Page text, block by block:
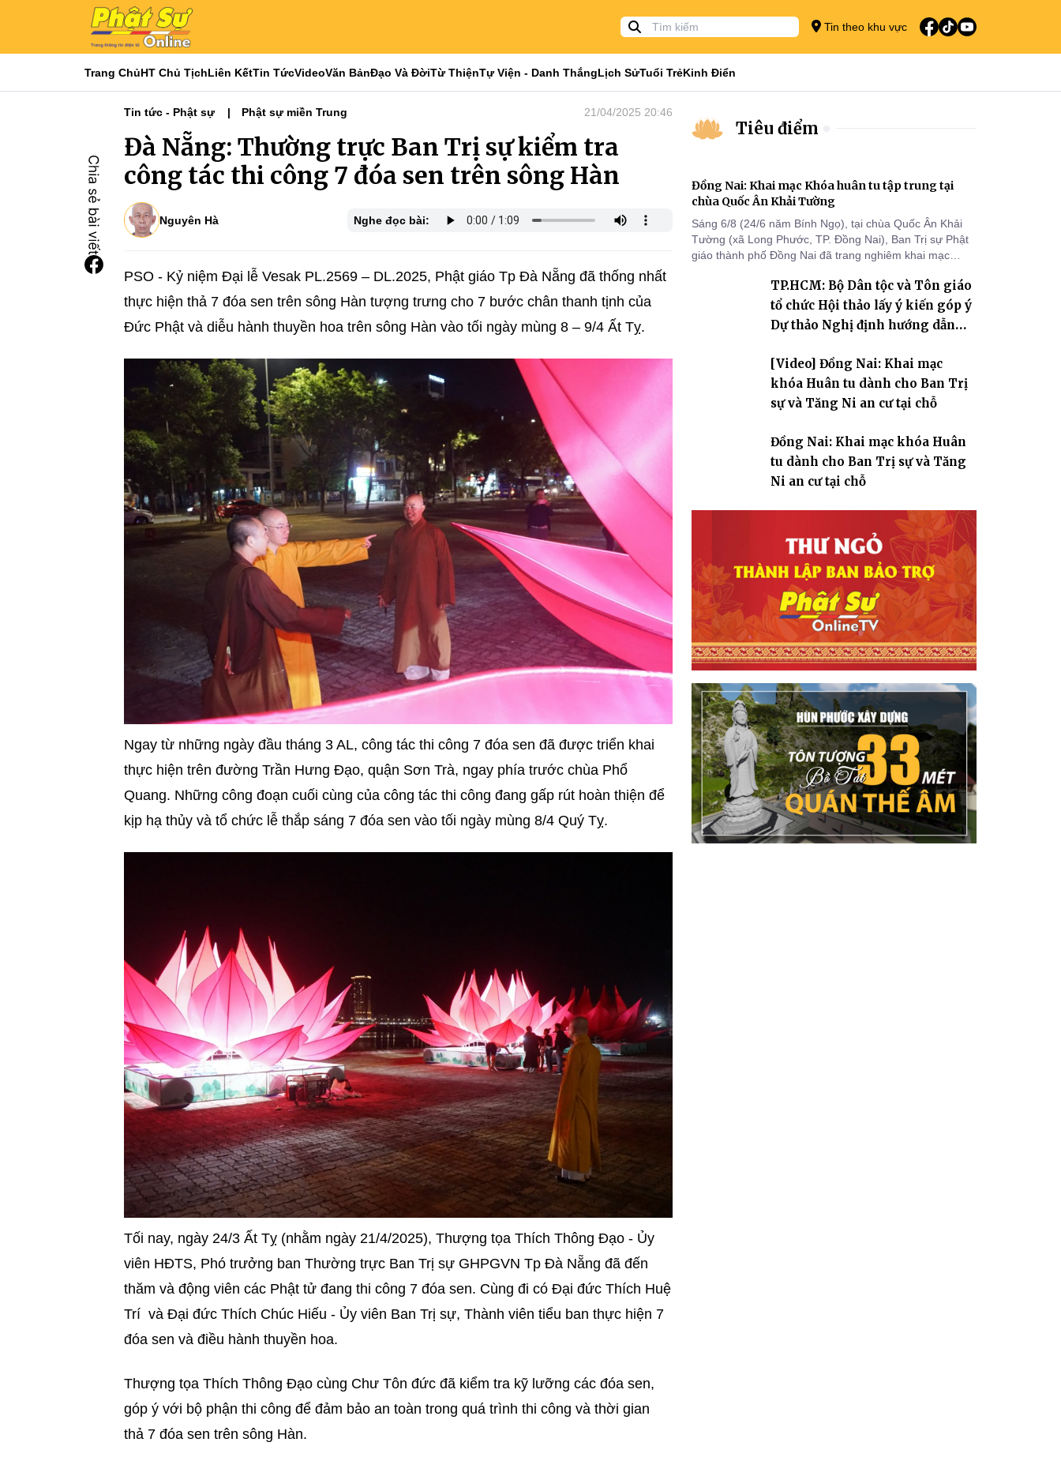
Tin theo khu vực
Trang ChủHT Chủ TịchLiên KếtTin TứcVideoVăn BảnĐạo Và ĐờiTừ ThiệnTự Viện - Danh ThắngLịch SửTuổi TrẻKinh Điển
Tin tức - Phật sự Phật sự miền Trung 21/04/2025 20:46
Đà Nẵng: Thường trực Ban Trị sự kiểm tra
công tác thi công 7 đóa sen trên sông Hàn
Nguyên Hà Nghe đọc bài:
PSO - Kỷ niệm Đại lễ Vesak PL.2569 – DL.2025, Phật giáo Tp Đà Nẵng đã thống nhất
thực hiện thả 7 đóa sen trên sông Hàn tượng trưng cho 7 bước chân thanh tịnh của
Đức Phật và diễu hành thuyền hoa trên sông Hàn vào tối ngày mùng 8 – 9/4 Ất Tỵ.
Ngay từ những ngày đầu tháng 3 AL, công tác thi công 7 đóa sen đã được triển khai
thực hiện trên đường Trần Hưng Đạo, quận Sơn Trà, ngay phía trước chùa Phổ
Quang. Những công đoạn cuối cùng của công tác thi công đang gấp rút hoàn thiện để
kịp hạ thủy và tổ chức lễ thắp sáng 7 đóa sen vào tối ngày mùng 8/4 Quý Tỵ.
Tối nay, ngày 24/3 Ất Tỵ (nhằm ngày 21/4/2025), Thượng tọa Thích Thông Đạo - Ủy
viên HĐTS, Phó trưởng ban Thường trực Ban Trị sự GHPGVN Tp Đà Nẵng đã đến
thăm và động viên các Phật tử đang thi công 7 đóa sen. Cùng đi có Đại đức Thích Huệ
Trí và Đại đức Thích Chúc Hiếu - Ủy viên Ban Trị sự, Thành viên tiểu ban thực hiện 7
đóa sen và điều hành thuyền hoa.
Thượng tọa Thích Thông Đạo cùng Chư Tôn đức đã kiểm tra kỹ lưỡng các đóa sen,
góp ý với bộ phận thi công để đảm bảo an toàn trong quá trình thi công và thời gian
thả 7 đóa sen trên sông Hàn.
Tiêu điểm
Đồng Nai: Khai mạc Khóa huân tu tập trung tại
chùa Quốc Ân Khải Tường
Sáng 6/8 (24/6 năm Bính Ngọ), tại chùa Quốc Ân Khải
Tường (xã Long Phước, TP. Đồng Nai), Ban Trị sự Phật
giáo thành phố Đồng Nai đã trang nghiêm khai mạc
2570 dành cho chư Tăng hành giả an cư tại chỗ khu vực
VII, VIII và trường hạ chùa Quốc Ân Khải Tường.
TP.HCM: Bộ Dân tộc và Tôn giáo
tổ chức Hội thảo lấy ý kiến góp ý
Dự thảo Nghị định hướng dẫn
giáo
[Video] Đồng Nai: Khai mạc
khóa Huân tu dành cho Ban Trị
sự và Tăng Ni an cư tại chỗ
Đồng Nai: Khai mạc khóa Huân
tu dành cho Ban Trị sự và Tăng
Ni an cư tại chỗ